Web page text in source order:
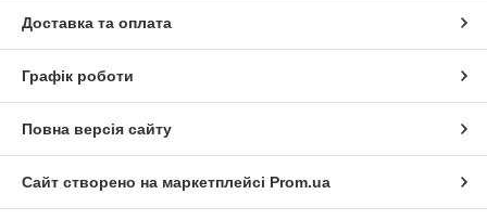
Доставка та оплата
Графік роботи
Повна версія сайту
Сайт створено на маркетплейсі Prom.ua